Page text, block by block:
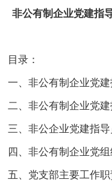
非公有制企业党建指
目录：
一、非公有制企业党
二、非公有制企业党
三、非公企业党建指
四、非公有制企业党
五、党支部主要工作